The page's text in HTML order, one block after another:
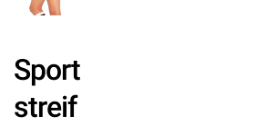
Sport
streif